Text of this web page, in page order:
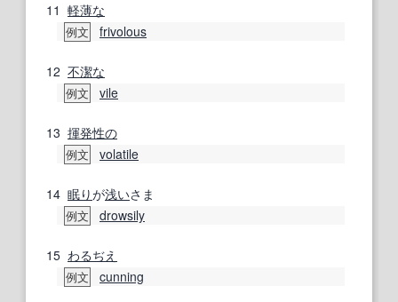
11 軽薄な
例文 frivolous
12 不潔な
例文 vile
13 揮発性の
例文 volatile
14 眠りが浅いさま
例文 drowsily
15 わるぢえ
例文 cunning